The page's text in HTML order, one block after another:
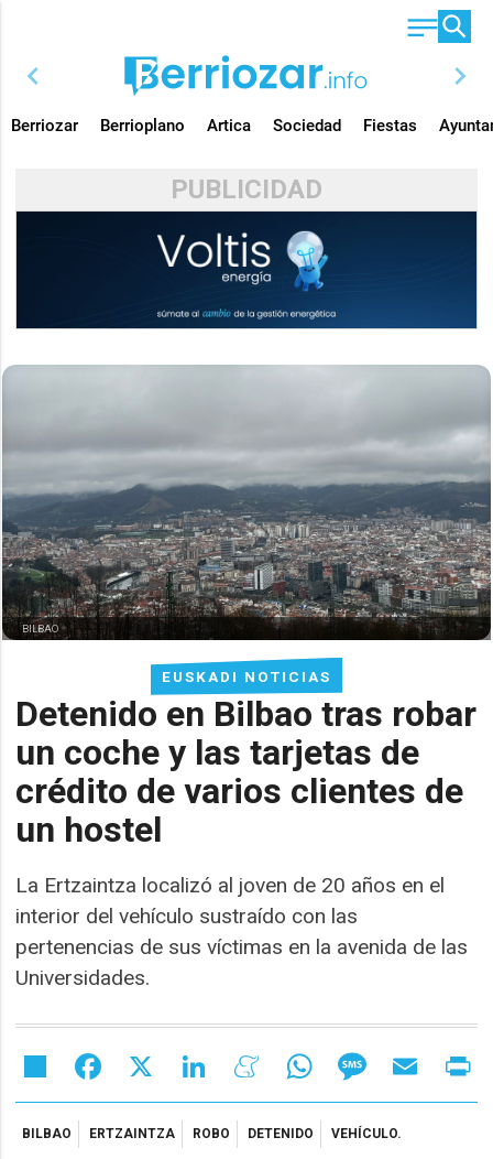
chevron_left chevron_right
Berriozar Berrioplano Artica Sociedad Fiestas
PUBLICIDAD
EUSKADI NOTICIAS
Detenido en Bilbao tras robar
un coche y las tarjetas de
crédito de varios clientes de
un hostel
La Ertzaintza localizó al joven de 20 años en el
interior del vehículo sustraído con las
pertenencias de sus víctimas en la avenida de las
Universidades.
BILBAO
Share Facebook LinkedIn MeneameWhatsAppMessageEmail
BILBAO ERTZAINTZA ROBO DETENIDO VEHÍCULO.